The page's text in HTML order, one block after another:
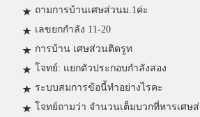
ถามการบ้านเศษส่วนม.1ค่ะ
เลขยกกำลัง 11-20
การบ้าน เศษส่วนติดรูท
โจทย์: แยกตัวประกอบกำลังสอง
ระบบสมการข้อนี้ทำอย่างไรคะ
โจทย์ถามว่า จำนวนเต็มบวกที่หารเศษ